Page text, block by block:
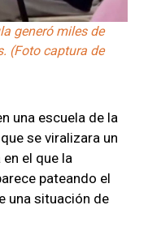
generó miles de
(Foto captura de
una escuela de la
se viralizara un
el que la
pateando el
una situación de